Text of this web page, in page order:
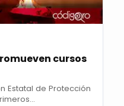
cursos
Estatal de Protección